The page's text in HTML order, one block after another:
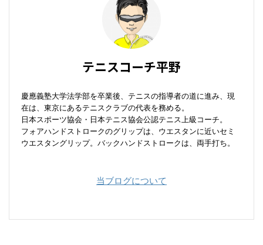
テニスコーチ平野
慶應義塾大学法学部を卒業後、テニスの指導者の道に進み、現
在は、東京にあるテニスクラブの代表を務める。
日本スポーツ協会・日本テニス協会公認テニス上級コーチ。
フォアハンドストロークのグリップは、ウエスタンに近いセミ
ウエスタングリップ。バックハンドストロークは、両手打ち。
当ブログについて